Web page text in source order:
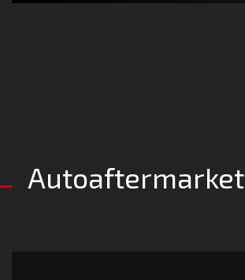
Autoaftermarket